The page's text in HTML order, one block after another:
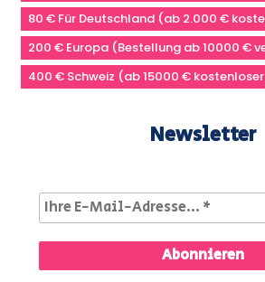
80 € Für Deutschland (ab 2.000 €
200 € Europa (Bestellung ab 10000 €
400 € Schweiz (ab 15000 €
Newsletter